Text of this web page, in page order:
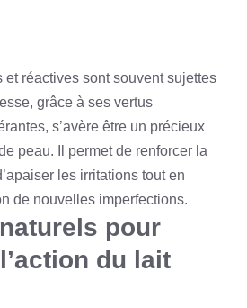
et réactives sont souvent sujettes
grâce à ses vertus
s’avère être un précieux
peau. Il permet de renforcer la
les irritations tout en
de nouvelles imperfections.
pour
du lait